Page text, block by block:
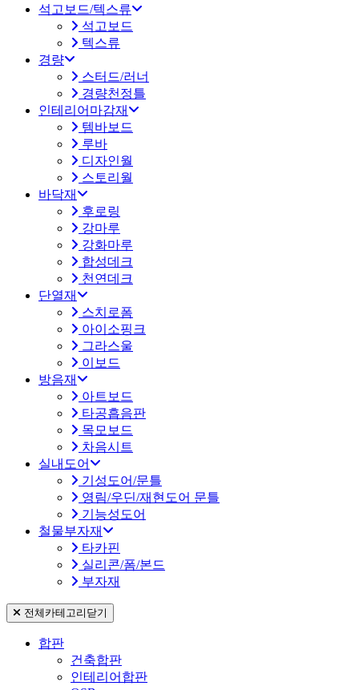
석고보드/텍스류
석고보드
텍스류
경량
스터드/러너
경량천정틀
인테리어마감재
템바보드
루바
디자인월
스토리월
바닥재
후로링
강마루
강화마루
합성데크
천연데크
단열재
스치로폼
아이소핑크
그라스울
이보드
방음재
아트보드
타공흡음판
목모보드
차음시트
실내도어
기성도어/문틀
영림/우딘/재현도어 문틀
기능성도어
철물부자재
타카핀
실리콘/폼/본드
부자재
전체카테고리 닫기
합판
건축합판
인테리어합판